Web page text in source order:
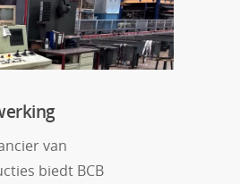
van
biedt BCB